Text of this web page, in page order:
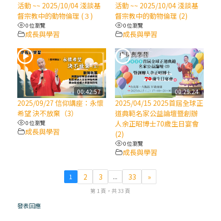
降生人間，需要人的「接納」
(6)黃敏正主教帶你做【將臨期避靜】—「馬
槽」═「謙卑」
(5)黃敏正主教帶你做【將臨期避靜】—「福
傳」：講耶穌的故事
(4)黃敏正主教帶你做【將臨期避靜】—匝凱
「想看」耶穌，耶穌「走近」匝凱
(3)黃敏正主教帶你做【將臨期避靜】—「轉
(2)黃敏正主教帶你做【將臨期避靜】—
活動 ~~ 2025/10/04 淺談基
督宗教中的動物倫理 (３)
0 位瀏覽
成長與學習
活動 ~~ 2025/10/04 淺談基
督宗教中的動物倫理 (2)
0 位瀏覽
成長與學習
00:42:57
2025/09/27 信仰講座：永懷
希望 決不放棄（3）
0 位瀏覽
成長與學習
00:29:24
2025/04/15 2025首屆全球正
道典範名家公益論壇暨創辦
人余正昭博士70歲生日宴會
(2)
0 位瀏覽
成長與學習
1 2 3 ... 33 »
第 1 頁，共 33 頁
發表回應